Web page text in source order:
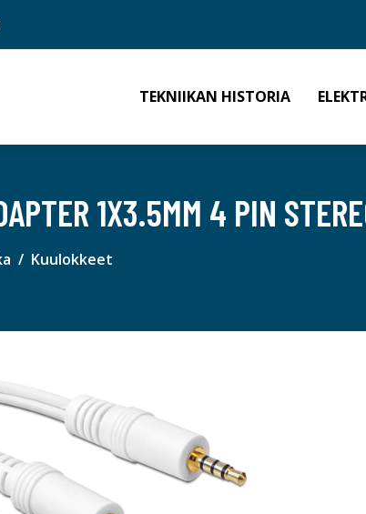
TEKNIIKAN HISTORIA
1X3.5MM 4 PIN
Kuulokkeet